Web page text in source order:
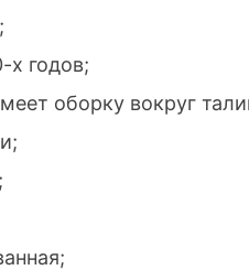
х годов;
оборку вокруг